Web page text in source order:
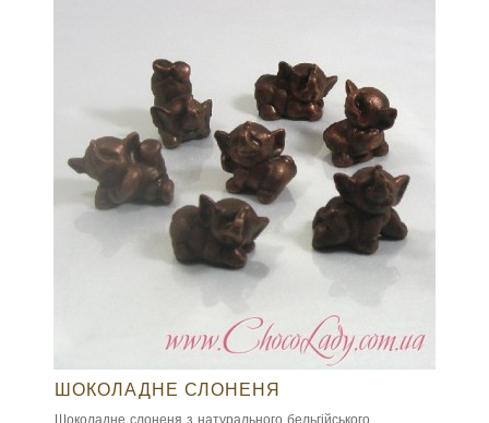
ШОКОЛАДНЕ СЛОНЕНЯ